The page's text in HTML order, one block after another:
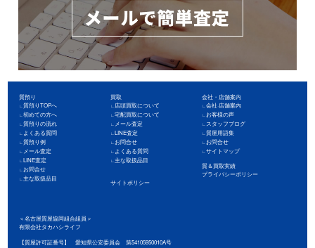
質預り
質預りTOPへ
初めての方へ
質預りの流れ
よくある質問
質預り例
メール査定
LINE査定
お問合せ
主な取扱品目
買取
店頭買取について
宅配買取について
メール査定
LINE査定
お問合せ
よくある質問
主な取扱品目
会社・店舗案内
会社·店舗案内
お客様の声
スタッフブログ
質屋用語集
お問合せ
サイトマップ
質＆買取実績
プライバシーポリシー
サイトポリシー
＜名古屋質屋協同組合組員＞
有限会社タカハシライフ
【質屋許可証番号】 愛知県公安委員会 第54105950010A号